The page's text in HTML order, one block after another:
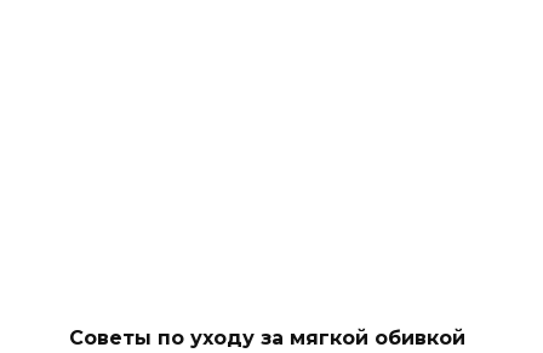
Советы по уходу за мягкой обивкой